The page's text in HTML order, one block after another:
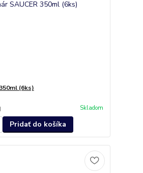
(6ks)
Skladom
Pridať do košíka